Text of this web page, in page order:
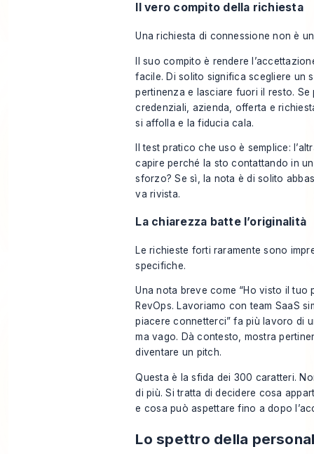
Il vero compito della richiesta
Una richiesta di connessione non è
Il suo compito è rendere
facile. Di solito significa scegliere un
pertinenza e lasciare fuori il resto.
credenziali, azienda, offerta e
si affolla e la fiducia cala.
Il test pratico che uso è semplice:
capire perché la sto contattando in
sforzo? Se sì, la nota è di solito
va rivista.
La chiarezza batte l’originalità
Le richieste forti raramente sono
specifiche.
Una nota breve come “Ho visto il tuo
RevOps. Lavoriamo con team SaaS
piacere connetterci” fa più lavoro di
ma vago. Dà contesto, mostra
diventare un pitch.
Questa è la sfida dei 300 caratteri.
di più. Si tratta di decidere cosa
e cosa può aspettare fino a dopo
Lo spettro della